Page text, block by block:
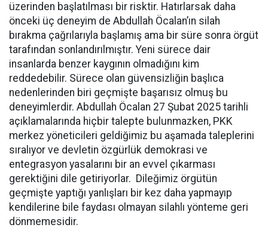
üzerinden başlatılması bir risktir. Hatırlarsak daha
önceki üç deneyim de Abdullah Öcalan’ın silah
bırakma çağrılarıyla başlamış ama bir süre sonra örgüt
tarafından sonlandırılmıştır. Yeni sürece dair
insanlarda benzer kaygının olmadığını kim
reddedebilir. Sürece olan güvensizliğin başlıca
nedenlerinden biri geçmişte başarısız olmuş bu
deneyimlerdir. Abdullah Öcalan 27 Şubat 2025 tarihli
açıklamalarında hiçbir talepte bulunmazken, PKK
merkez yöneticileri geldiğimiz bu aşamada taleplerini
sıralıyor ve devletin özgürlük demokrasi ve
entegrasyon yasalarını bir an evvel çıkarması
gerektiğini dile getiriyorlar. Dileğimiz örgütün
geçmişte yaptığı yanlışları bir kez daha yapmayıp
kendilerine bile faydası olmayan silahlı yönteme geri
dönmemesidir.